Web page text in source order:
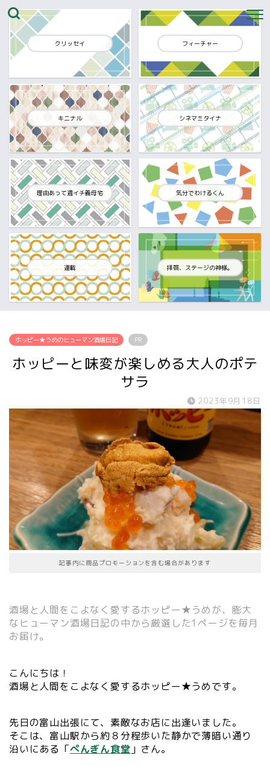
クリッセイ フィーチャー
キニナル シネマミタイナ
理由あって週イチ義母宅 気分でわけるくん
連載 拝啓、ステージの神様。
ホッピー★うめのヒューマン酒場日記 PR
ホッピーと味変が楽しめる大人のポテ
サラ
2023年9月18日
記事内に商品プロモーションを含む場合があります
酒場と人間をこよなく愛するホッピー★うめが、膨大
なヒューマン酒場日記の中から厳選した1ページを毎月
お届け。
こんにちは！
酒場と人間をこよなく愛するホッピー★うめです。
先日の富山出張にて、素敵なお店に出逢いました。
そこは、富山駅から約８分程歩いた静かで薄暗い通り
沿いにある「ぺんぎん食堂 」さん。